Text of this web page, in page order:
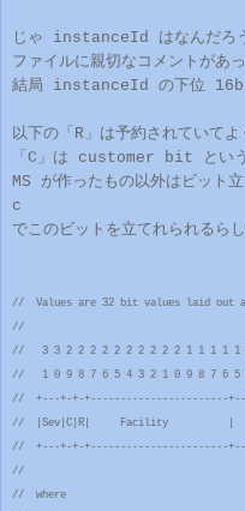
じゃ instanceId はなんだろ
ファイルに親切なコメントがあっ
結局 instanceId の下位 16
以下の「R 」は予約されていて
「C」 は customer bit とい
MS が作ったもの以外はビット
c
でこのビットを立てれられるら
// Values are 32 bit values laid out
//
// 3 3 2 2 2 2 2 2 2 2 2 2 1 1 1 1 1
// 1 0 9 8 7 6 5 4 3 2 1 0 9 8 7 6 5
// +---+-+-+-----------------------
// |Sev|C|R|
// +---+-+-+-----------------------
//
// where